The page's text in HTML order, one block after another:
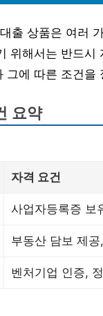
출 상품은 여러
위해서는 반드
그에 따른 조건을
요약
자격 요건
사업자등록증 보
부동산 담보 제
벤처기업 인증,